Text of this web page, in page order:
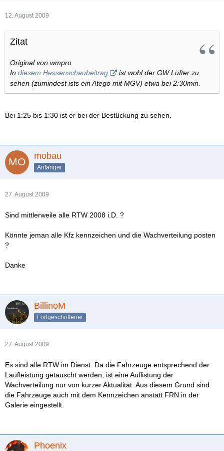
12. August 2009
Zitat
Original von wmpro
In diesem Hessenschaubeitrag
ist wohl der GW Lüfter zu
sehen (zumindest ists ein Atego mit MGV) etwa bei 2:30min.
Bei 1:25 bis 1:30 ist er bei der Bestückung zu sehen.
mobau
Anfänger
27. August 2009
Sind mittlerweile alle RTW 2008 i.D. ?
Könnte jeman alle Kfz kennzeichen und die Wachverteilung posten
?
Danke
BillinoM
Fortgeschrittener
27. August 2009
Es sind alle RTW im Dienst. Da die Fahrzeuge entsprechend der
Laufleistung getauscht werden, ist eine Auflistung der
Wachverteilung nur von kurzer Aktualität. Aus diesem Grund sind
die Fahrzeuge auch mit dem Kennzeichen anstatt FRN in der
Galerie eingestellt.
Phoenix